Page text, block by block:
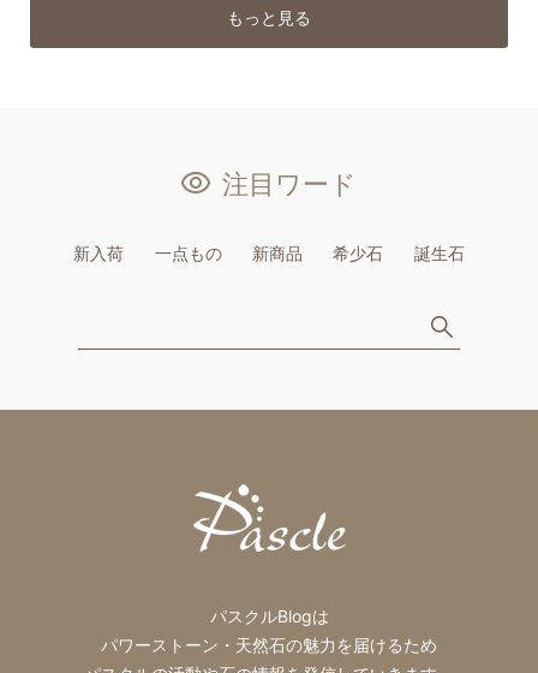
もっと見る
注目ワード
新入荷 一点もの 新商品 希少石 誕生石
パスクルBlogは
パワーストーン・天然石の魅力を届けるため